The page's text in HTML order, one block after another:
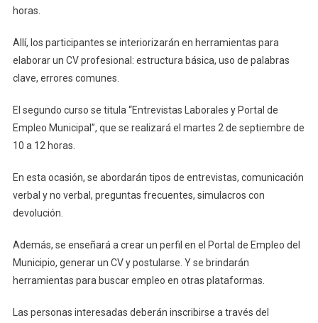
horas.
Allí, los participantes se interiorizarán en herramientas para
elaborar un CV profesional: estructura básica, uso de palabras
clave, errores comunes.
El segundo curso se titula “Entrevistas Laborales y Portal de
Empleo Municipal”, que se realizará el martes 2 de septiembre de
10 a 12 horas.
En esta ocasión, se abordarán tipos de entrevistas, comunicación
verbal y no verbal, preguntas frecuentes, simulacros con
devolución.
Además, se enseñará a crear un perfil en el Portal de Empleo del
Municipio, generar un CV y postularse. Y se brindarán
herramientas para buscar empleo en otras plataformas.
Las personas interesadas deberán inscribirse a través del